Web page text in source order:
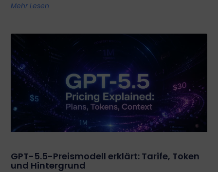
Mehr Lesen
GPT-5.5-Preismodell erklärt: Tarife, Token
und Hintergrund